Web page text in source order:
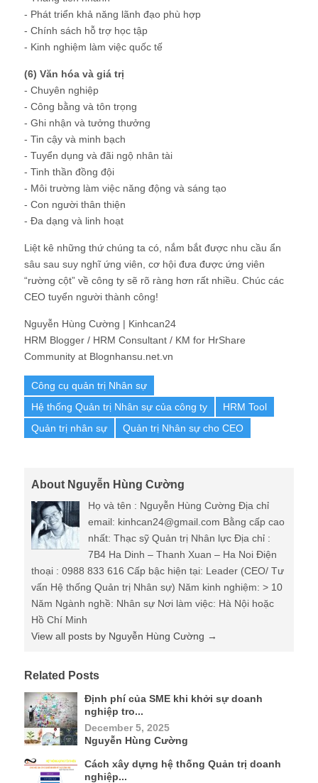
- Phát triển khả năng lãnh đạo phù hợp
- Chính sách hỗ trợ học tập
- Kinh nghiệm làm việc quốc tế
(6) Văn hóa và giá trị
- Chuyên nghiệp
- Công bằng và tôn trọng
- Ghi nhận và tưởng thưởng
- Tin cậy và minh bạch
- Tuyển dụng và đãi ngộ nhân tài
- Tinh thần đồng đội
- Môi trường làm việc năng động và sáng tạo
- Con người thân thiện
- Đa dạng và linh hoạt
Liệt kê những thứ chúng ta có, nắm bắt được nhu cầu ẩn
sâu sau suy nghĩ ứng viên, cơ hội đưa được ứng viên
“rường cột” về công ty sẽ rõ ràng hơn rất nhiều. Chúc các
CEO tuyển người thành công!
Nguyễn Hùng Cường | Kinhcan24
HRM Blogger / HRM Consultant / KM for HrShare
Community at Blognhansu.net.vn
Công cụ quản trị Nhân sự
Hệ thống Quản trị Nhân sự của công ty
HRM Tool
Quản trị nhân sự
Quản trị Nhân sự cho CEO
About Nguyễn Hùng Cường
Họ và tên : Nguyễn Hùng Cường Địa chỉ
email: kinhcan24@gmail.com Bằng cấp cao
nhất: Thạc sỹ Quản trị Nhân lực Địa chỉ :
7B4 Ha Dinh – Thanh Xuan – Ha Noi Điện
thoại : 0988 833 616 Cấp bậc hiện tại: Leader (CEO/ Tư
vấn Hệ thống Quản trị Nhân sự) Năm kinh nghiệm: > 10
Năm Ngành nghề: Nhân sự Nơi làm việc: Hà Nội hoặc
Hồ Chí Minh
View all posts by Nguyễn Hùng Cường →
Related Posts
Định phí của SME khi khởi sự doanh
nghiệp tro...
December 5, 2025
Nguyễn Hùng Cường
Cách xây dựng hệ thống Quản trị doanh
nghiệp...